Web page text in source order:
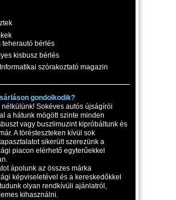
teherautó bérlés
kisbusz bérlés
szórakoztató magazin
gondolkodik?
nélkülünk! Sokéves autós újságírói
a hátunk mögött szinte minden
vagy buszlimuzint kipróbáltunk és
A törésteszteken kívül sok
sikerült szerezünk a
piacon elérhető egyterűekkel
ápolunk az összes márka
képviseletével és a kereskedőkkel
olyan rendkívüli ajánlatról,
kihasználni.